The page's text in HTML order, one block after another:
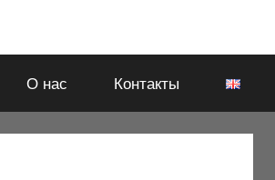
О нас Контакты